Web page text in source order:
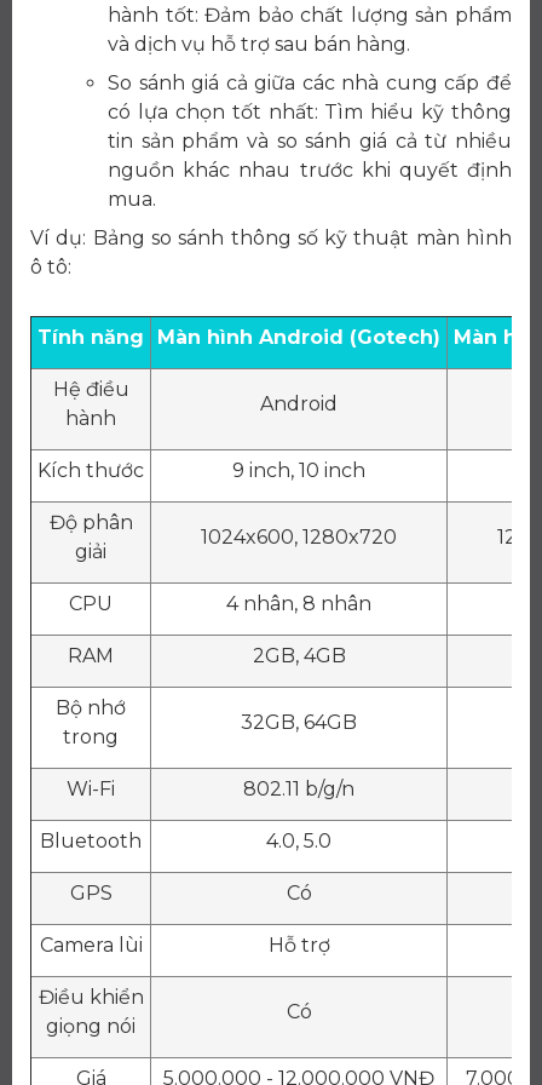
hành tốt: Đảm bảo chất lượng sản phẩm
và dịch vụ hỗ trợ sau bán hàng.
So sánh giá cả giữa các nhà cung cấp để
có lựa chọn tốt nhất: Tìm hiểu kỹ thông
tin sản phẩm và so sánh giá cả từ nhiều
nguồn khác nhau trước khi quyết định
mua.
Ví dụ: Bảng so sánh thông số kỹ thuật màn hình
ô tô:
Tính năng Màn hình Android (Gotech) Màn
Hệ điều
hành
Android
Kích thước 9 inch, 10 inch
Độ phân
giải
1024x600, 1280x720
CPU 4 nhân, 8 nhân
RAM 2GB, 4GB
Bộ nhớ
trong
32GB, 64GB
Wi-Fi 802.11 b/g/n
Bluetooth 4.0, 5.0
GPS Có
Camera lùi Hỗ trợ
Điều khiển
giọng nói
Có
Giá 5.000.000 - 12.000.000 VNĐ